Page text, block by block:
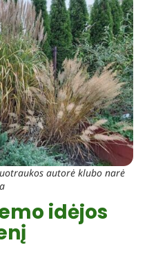
autorė klubo narė
idėjos